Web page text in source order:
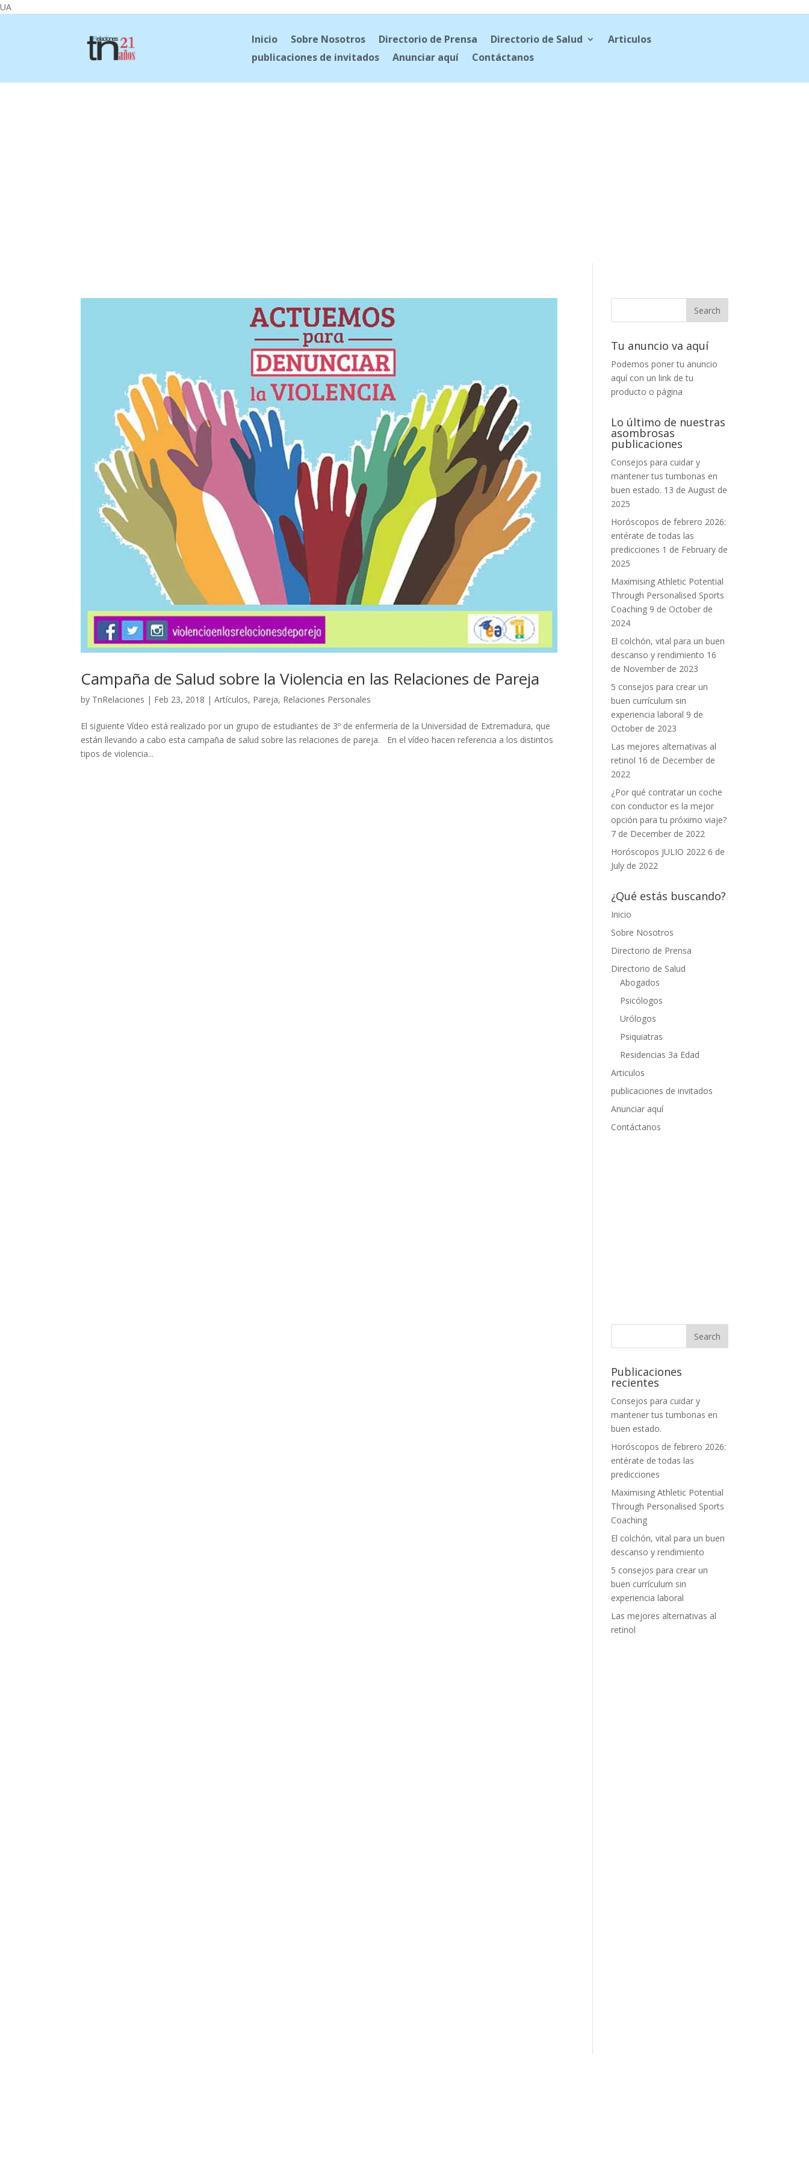
UA
Inicio Sobre Nosotros Directorio de Prensa Directorio de Salud
Articulos
publicaciones de invitados
Anunciar aquí Contáctanos
Campaña de Salud sobre la Violencia en las Relaciones de Pareja
by TnRelaciones | Feb 23, 2018 |Artículos, Pareja, Relaciones Personales
El siguiente Vídeo está realizado por un grupo de estudiantes de 3º de enfermería de la Universidad de Extremadura, que
están llevando a cabo esta campaña de salud sobre las relaciones de pareja. En el vídeo hacen referencia a los distintos
tipos de violencia...
Tu anuncio va aquí
Podemos poner tu anuncio
aquí con un link de tu
producto o página
Lo último de nuestras
asombrosas
publicaciones
Consejos para cuidar y
mantener tus tumbonas en
buen estado. 13 de August de
2025
Horóscopos de febrero 2026:
entérate de todas las
predicciones 1 de February de
2025
Maximising Athletic Potential
Through Personalised Sports
Coaching 9 de October de
2024
El colchón, vital para un buen
descanso y rendimiento 16
de November de 2023
5 consejos para crear un
buen currículum sin
experiencia laboral 9 de
October de 2023
Las mejores alternativas al
retinol 16 de December de
2022
¿Por qué contratar un coche
con conductor es la mejor
opción para tu próximo viaje?
7 de December de 2022
Horóscopos JULIO 2022 6 de
July de 2022
¿Qué estás buscando?
Inicio
Sobre Nosotros
Directorio de Prensa
Directorio de Salud
Abogados
Psicólogos
Urólogos
Psiquiatras
Residencias 3a Edad
Articulos
publicaciones de invitados
Anunciar aquí
Contáctanos
Publicaciones
recientes
Consejos para cuidar y
mantener tus tumbonas en
buen estado.
Horóscopos de febrero 2026:
entérate de todas las
predicciones
Maximising Athletic Potential
Through Personalised Sports
Coaching
El colchón, vital para un buen
descanso y rendimiento
5 consejos para crear un
buen currículum sin
experiencia laboral
Las mejores alternativas al
retinol